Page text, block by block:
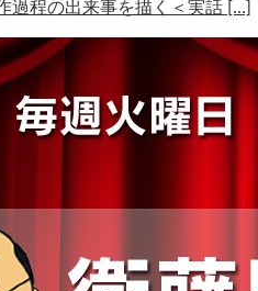
過程の出来事を描く＜実話 […]